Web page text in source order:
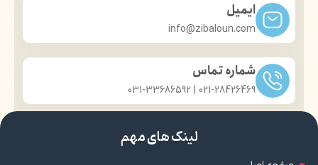
ایمیل
info@zibaloun.com
شماره تماس
021-28426469 | 031-33686592
لینک های مهم